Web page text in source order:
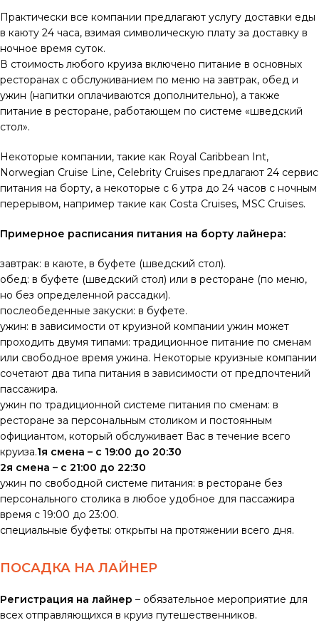
Практически все компании предлагают услугу доставки еды
в каюту 24 часа, взимая символическую плату за доставку в
ночное время суток.
В стоимость любого круиза включено питание в основных
ресторанах с обслуживанием по меню на завтрак, обед и
ужин (напитки оплачиваются дополнительно), а также
питание в ресторане, работающем по системе «шведский
стол».
Некоторые компании, такие как Royal Caribbean Int,
Norwegian Cruise Line, Celebrity Cruises предлагают 24 сервис
питания на борту, а некоторые с 6 утра до 24 часов с ночным
перерывом, например такие как Costa Cruises, MSC Cruises.
Примерное расписания питания на борту лайнера:
завтрак: в каюте, в буфете (шведский стол).
обед: в буфете (шведский стол) или в ресторане (по меню,
но без определенной рассадки).
послеобеденные закуски: в буфете.
ужин: в зависимости от круизной компании ужин может
проходить двумя типами: традиционное питание по сменам
или свободное время ужина. Некоторые круизные компании
сочетают два типа питания в зависимости от предпочтений
пассажира.
ужин по традиционной системе питания по сменам: в
ресторане за персональным столиком и постоянным
официантом, который обслуживает Вас в течение всего
круиза.1я смена – с 19:00 до 20:30
2я смена – с 21:00 до 22:30
ужин по свободной системе питания: в ресторане без
персонального столика в любое удобное для пассажира
время с 19:00 до 23:00.
специальные буфеты: открыты на протяжении всего дня.
ПОСАДКА НА ЛАЙНЕР
Регистрация на лайнер – обязательное мероприятие для
всех отправляющихся в круиз путешественников.